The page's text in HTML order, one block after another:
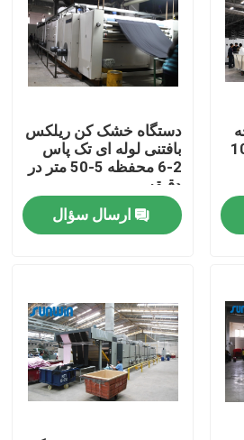
5-100
دستگاه خشک کن ریلکس
بافتنی لوله ای تک پاس
2-6 محفظه 5-50 متر در
دقیقه
ارسال سؤال